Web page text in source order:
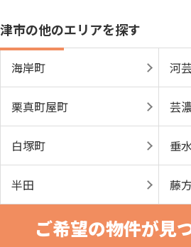
津市の他のエリアを探す
海岸町 河
栗真町屋町 芸
白塚町 垂
半田 藤
ご希望の物件が見